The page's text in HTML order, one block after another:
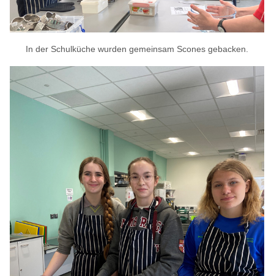
In der Schulküche wurden gemeinsam Scones gebacken.